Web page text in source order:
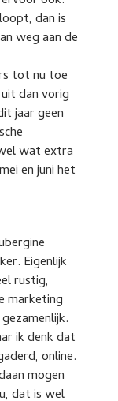
dan is
weg aan de
tot nu toe
dan vorig
jaar geen
wat extra
en juni het
Eigenlijk
rustig,
marketing
ik denk dat
online.
mogen
dat is wel